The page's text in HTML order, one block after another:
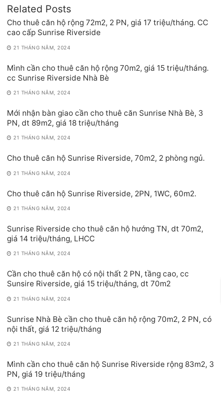
Related Posts
Cho thuê căn hộ rộng 72m2, 2 PN, giá 17 triệu/tháng. CC
cao cấp Sunrise Riverside
21 THÁNG NĂM, 2024
Mình cần cho thuê căn hộ rộng 70m2, giá 15 triệu/tháng.
cc Sunrise Riverside Nhà Bè
21 THÁNG NĂM, 2024
Mới nhận bàn giao cần cho thuê căn Sunrise Nhà Bè, 3
PN, dt 89m2, giá 18 triệu/tháng
21 THÁNG NĂM, 2024
Cho thuê căn hộ Sunrise Riverside, 70m2, 2 phòng ngủ.
21 THÁNG NĂM, 2024
Cho thuê căn hộ Sunrise Riverside, 2PN, 1WC, 60m2.
21 THÁNG NĂM, 2024
Sunrise Riverside cho thuê căn hộ hướng TN, dt 70m2,
giá 14 triệu/tháng, LHCC
21 THÁNG NĂM, 2024
Cần cho thuê căn hộ có nội thất 2 PN, tầng cao, cc
Sunsire Riverside, giá 15 triệu/tháng, dt 70m2
21 THÁNG NĂM, 2024
Sunrise Nhà Bè cần cho thuê căn hộ rộng 70m2, 2 PN, có
nội thất, giá 12 triệu/tháng
21 THÁNG NĂM, 2024
Mình cần cho thuê căn hộ Sunrise Riverside rộng 83m2, 3
PN, giá 19 triệu/tháng
21 THÁNG NĂM, 2024